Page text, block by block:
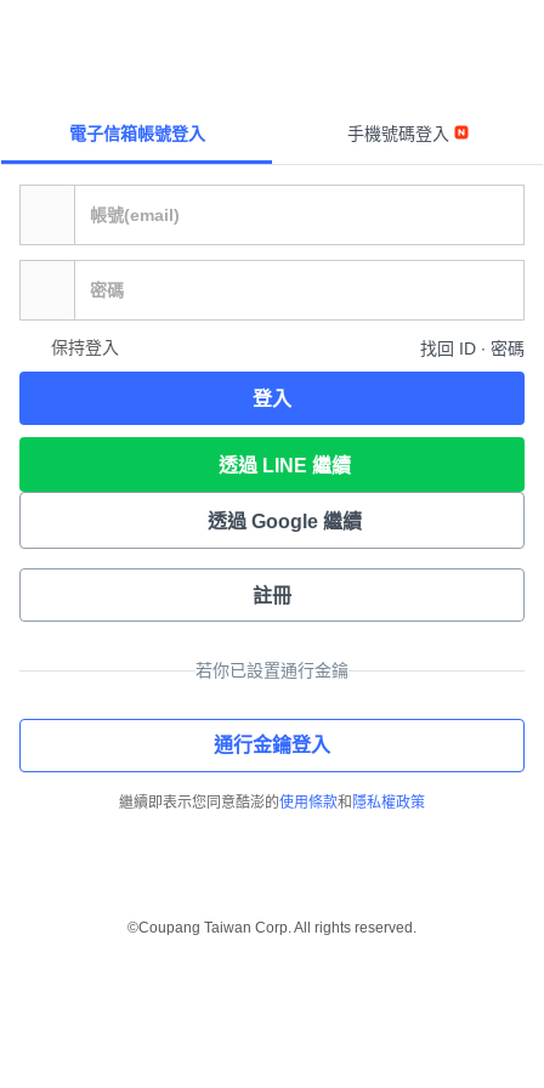
電子信箱帳號登入 手機號碼登入
保持登入 找回 ID ∙ 密碼
登入
透過 LINE 繼續
透過 Google 繼續
註冊
若你已設置通行金鑰
通行金鑰登入
繼續即表示您同意酷澎的使用條款和 隱私權政策
©Coupang Taiwan Corp. All rights reserved.